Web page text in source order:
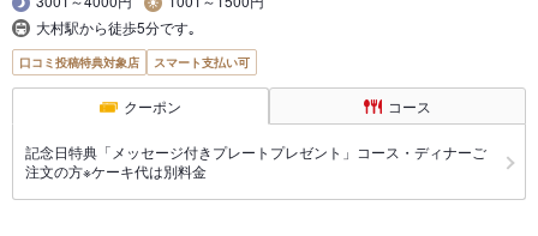
大村駅から徒歩5分です｡
口コミ投稿特典対象店 スマート支払い可
クーポン コース
記念日特典「メッセージ付きプレートプレゼント」コース・ディナーご
注文の方※ケーキ代は別料金